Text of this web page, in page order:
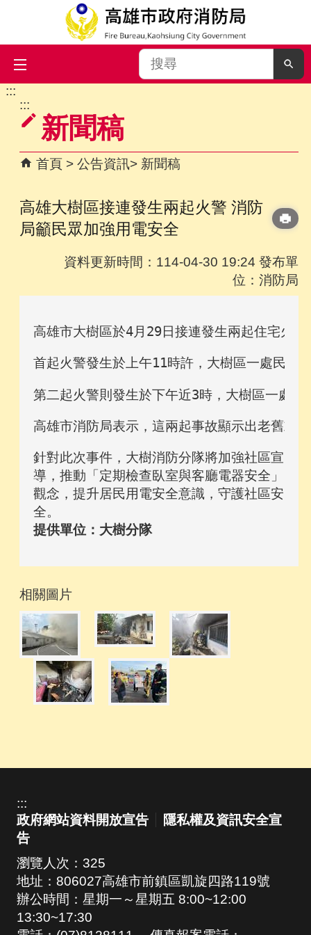
跳到主要內容區塊
搜
尋
:::
:::
新聞稿
首頁 公告資訊 新聞稿
高雄大樹區接連發生兩起火警 消防
局籲民眾加強用電安全
資料更新時間：114-04-30 19:24 發布單
位：消防局
高雄市大樹區於4月29日接連發生兩起住宅火
首起火警發生於上午11時許，大樹區一處民宅
第二起火警則發生於下午近3時，大樹區一處
高雄市消防局表示，這兩起事故顯示出老舊或
針對此次事件，大樹消防分隊將加強社區宣
導，推動「定期檢查臥室與客廳電器安全」
觀念，提升居民用電安全意識，守護社區安
全。
提供單位：大樹分隊
相關圖片
:::
政府網站資料開放宣告
隱私權及資訊安全宣
告
瀏覽人次： 325
地址：806027高雄市前鎮區凱旋四路119號
辦公時間：星期一～星期五 8:00~12:00
13:30~17:30